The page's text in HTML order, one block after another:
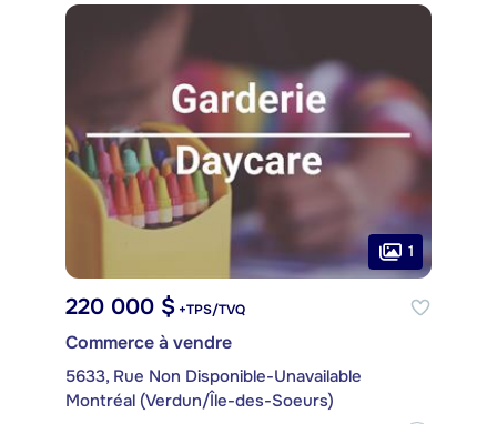
1
220 000 $ +TPS/TVQ
Commerce à vendre
5633, Rue Non Disponible-Unavailable
Montréal (Verdun/Île-des-Soeurs)